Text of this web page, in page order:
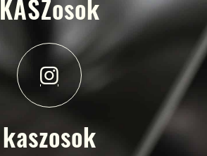
KASZosok
kaszosok